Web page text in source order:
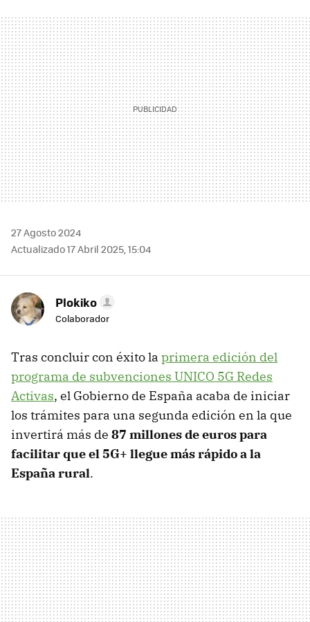
MAIL
27 Agosto 2024
Actualizado 17 Abril 2025, 15:04
Plokiko
Colaborador
Tras concluir con éxito la primera edición del
programa de subvenciones UNICO 5G Redes
Activas, el Gobierno de España acaba de iniciar
los trámites para una segunda edición en la que
invertirá más de 87 millones de euros para
facilitar que el 5G+ llegue más rápido a la
España rural.